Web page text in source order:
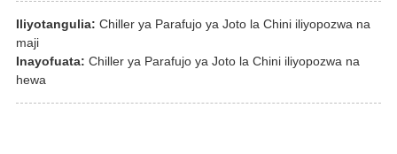
Iliyotangulia: Chiller ya Parafujo ya Joto la Chini iliyopozwa na
maji
Inayofuata: Chiller ya Parafujo ya Joto la Chini iliyopozwa na
hewa